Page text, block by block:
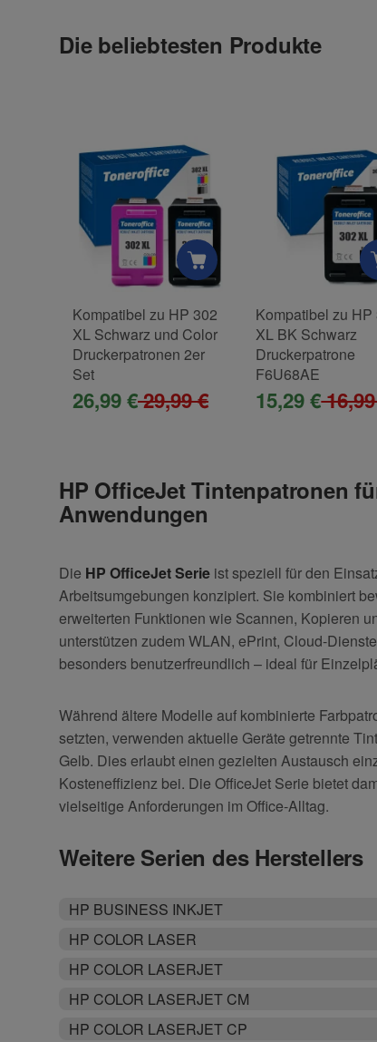
Die beliebtesten Produkte
Kompatibel zu HP 302
XL Schwarz und Color
Druckerpatronen 2er
Set
26,99 €29,99 €
Kompatibel zu HP
XL BK Schwarz
Druckerpatrone
F6U68AE
15,29 €
HP OfficeJet Tintenpatronen
Anwendungen
Die HP OfficeJet Serie ist speziell für den
Arbeitsumgebungen konzipiert. Sie kombiniert
erweiterten Funktionen wie Scannen, Kopieren
unterstützen zudem WLAN, ePrint, Cloud-
besonders benutzerfreundlich – ideal für
Während ältere Modelle auf kombinierte
setzten, verwenden aktuelle Geräte getrennte
Gelb. Dies erlaubt einen gezielten Austausch
Kosteneffizienz bei. Die OfficeJet Serie bietet
vielseitige Anforderungen im Office-Alltag.
Weitere Serien des Herstellers
HP BUSINESS INKJET
HP COLOR LASER
HP COLOR LASERJET
HP COLOR LASERJET CM
HP COLOR LASERJET CP